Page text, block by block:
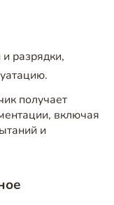
разрядки,
получает
включая
и